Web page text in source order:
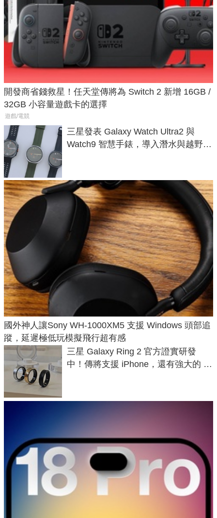
開發商省錢救星！任天堂傳將為 Switch 2 新增 16GB /
32GB 小容量遊戲卡的選擇
遊戲/電競
三星發表 Galaxy Watch Ultra2 與
Watch9 智慧手錶，導入潛水與越野跑
國外神人讓Sony WH-1000XM5 支援 Windows 頭部追
蹤，延遲極低玩模擬飛行超有感
三星 Galaxy Ring 2 官方證實研發
中！傳將支援 iPhone，還有強大的 AI